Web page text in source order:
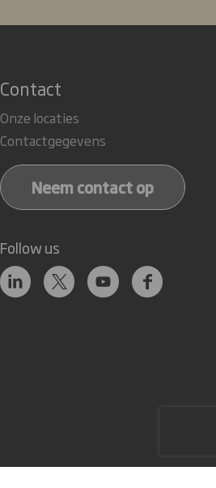
Contact
Onze locaties
Contactgegevens
Neem contact op
Follow us